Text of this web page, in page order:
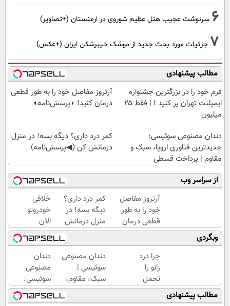
6 سرنوشت عجیب هتل عظیم شوروی در ارمنستان (+تصاویر)
7 جزئیات مورد بحث جدید از موشک خیبرشکن ایران (+عکس)
مطالب پیشنهادی
فرم خود را در بزرگترین جشنواره
ایمپلنت تهران پر کنید ! | فقط ۲۵
میلیون
آرتروز مفاصل خود را به طور قطعی
درمان کنید! ◗پرسش‌نامه◖
دندان مصنوعی سوئیسی:
جدیدترین فناوری اروپا، سبک و
مقاوم | پرداخت قسطی
کمر درد داری؟ دیگه بسه! در منزل
درمانش کن (◀پرسش‌نامه)
از سراسر وب
آرتروز مفاصل
خود را به طور
قطعی درمان
کنید!
◗پرسش‌نامه◖
کمر درد داری؟
دیگه بسه! در
منزل درمانش
کن
(◀پرسش‌نامه)
خلافی
خودروتو
الان
ببین، با
پلاک و
کد
ملی،
بدون
نیاز به
مراجعه
وبگردی
چرا درد
زانو را
تحمل
می‌کنی؟
خیلی
دندان مصنوعی
سوئیسی |
سبک، مقاوم،
طبیعی! ویزیت
رایگان+پرداخت
دندان
مصنوعی
سوئیسی:
جدیدترین
فناوری
مطالب پیشنهادی